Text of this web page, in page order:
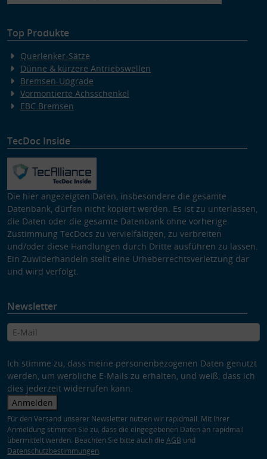
Top Produkte
Querlenker-Sätze
Dünne & kürzere Antriebswellen
Bremsen-Upgrade
Vormontierte Achsschenkel
EBC Bremsen
TecDoc Inside
Die hier angezeigten Daten, insbesondere die gesamte
Datenbank, dürfen nicht kopiert werden. Es ist zu unterlassen,
die Daten oder die gesamte Datenbank ohne vorherige
Zustimmung TecDocs zu vervielfältigen, zu verbreiten
und/oder diese Handlungen durch Dritte ausführen zu lassen.
Ein Zuwiderhandeln stellt eine Urheberrechtsverletzung dar
und wird verfolgt.
Newsletter
Ich stimme zu, dass meine personenbezogenen Daten genutzt
werden, um werbliche E-Mails zu erhalten, und weiß, dass ich
dies jederzeit widerrufen kann.
Anmelden
Für den Versand unserer Newsletter nutzen wir rapidmail. Mit Ihrer
Anmeldung stimmen Sie zu, dass die eingegebenen Daten an rapidmail
übermittelt werden. Beachten Sie bitte auch die AGB und
Datenschutzbestimmungen.